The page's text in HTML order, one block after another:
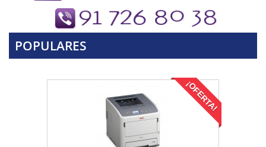
POPULARES
¡OFERTA!